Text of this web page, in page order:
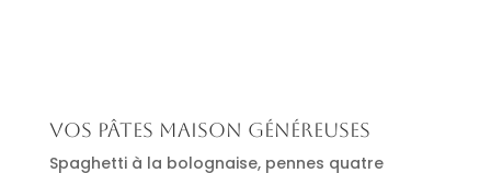
Vos pâtes maison généreuses
Spaghetti à la bolognaise, pennes quatre